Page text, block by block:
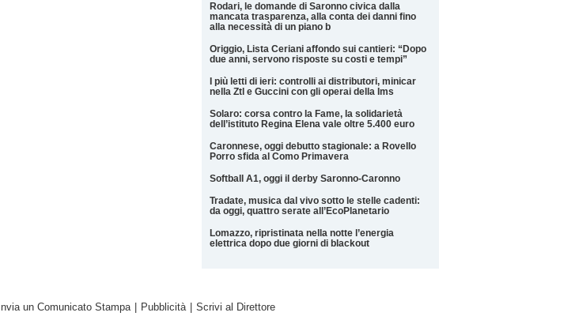
Rodari, le domande di Saronno civica dalla
mancata trasparenza, alla conta dei danni fino
alla necessità di un piano b
Origgio, Lista Ceriani affondo sui cantieri: “Dopo
due anni, servono risposte su costi e tempi”
I più letti di ieri: controlli ai distributori, minicar
nella Ztl e Guccini con gli operai della Ims
Solaro: corsa contro la Fame, la solidarietà
dell’istituto Regina Elena vale oltre 5.400 euro
Caronnese, oggi debutto stagionale: a Rovello
Porro sfida al Como Primavera
Softball A1, oggi il derby Saronno-Caronno
Tradate, musica dal vivo sotto le stelle cadenti:
da oggi, quattro serate all’EcoPlanetario
Lomazzo, ripristinata nella notte l’energia
elettrica dopo due giorni di blackout
Invia un Comunicato Stampa Pubblicità Scrivi al Direttore